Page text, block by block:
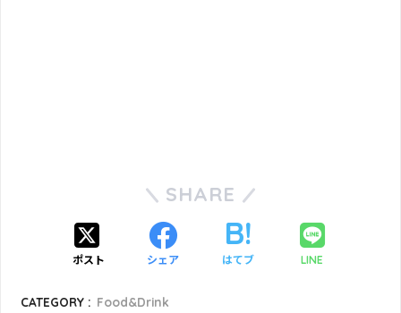
SHARE
ポスト シェア はてブ LINE
CATEGORY : Food&Drink